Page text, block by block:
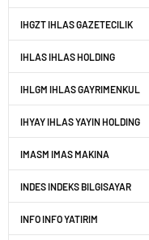
IHGZT IHLAS GAZETECILIK
IHLAS IHLAS HOLDING
IHLGM IHLAS GAYRIMENKUL
IHYAY IHLAS YAYIN HOLDING
IMASM IMAS MAKINA
INDES INDEKS BILGISAYAR
INFO INFO YATIRIM